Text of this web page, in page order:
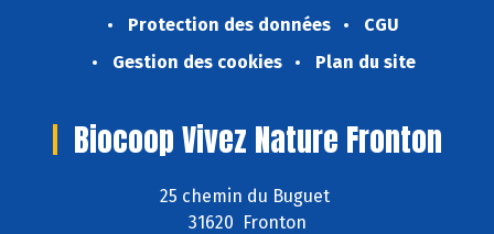
Protection des données
CGU
Gestion des cookies
Plan du site
Biocoop Vivez Nature Fronton
25 chemin du Buguet
31620 Fronton